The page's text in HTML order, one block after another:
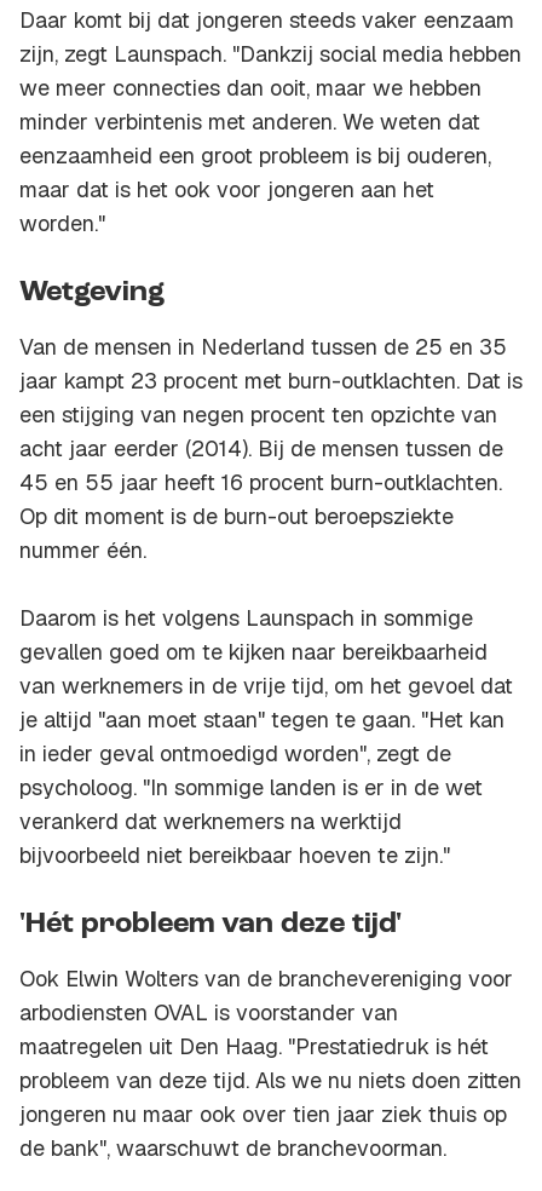
Daar komt bij dat jongeren steeds vaker eenzaam
zijn, zegt Launspach. "Dankzij social media hebben
we meer connecties dan ooit, maar we hebben
minder verbintenis met anderen. We weten dat
eenzaamheid een groot probleem is bij ouderen,
maar dat is het ook voor jongeren aan het
worden."
Wetgeving
Van de mensen in Nederland tussen de 25 en 35
jaar kampt 23 procent met burn-outklachten. Dat is
een stijging van negen procent ten opzichte van
acht jaar eerder (2014). Bij de mensen tussen de
45 en 55 jaar heeft 16 procent burn-outklachten.
Op dit moment is de burn-out beroepsziekte
nummer één.
Daarom is het volgens Launspach in sommige
gevallen goed om te kijken naar bereikbaarheid
van werknemers in de vrije tijd, om het gevoel dat
je altijd "aan moet staan" tegen te gaan. "Het kan
in ieder geval ontmoedigd worden", zegt de
psycholoog. "In sommige landen is er in de wet
verankerd dat werknemers na werktijd
bijvoorbeeld niet bereikbaar hoeven te zijn."
'Hét probleem van deze tijd'
Ook Elwin Wolters van de branchevereniging voor
arbodiensten OVAL is voorstander van
maatregelen uit Den Haag. "Prestatiedruk is hét
probleem van deze tijd. Als we nu niets doen zitten
jongeren nu maar ook over tien jaar ziek thuis op
de bank", waarschuwt de branchevoorman.